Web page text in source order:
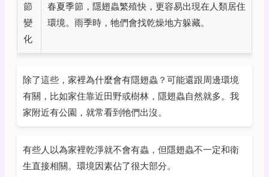
節
變
化
春夏季節，隱翅蟲繁殖快，更容易出現在人類居住
環境。雨季時，牠們會找乾燥地方躲藏。
除了這些，家裡為什麼會有隱翅蟲？可能還跟周邊環境
有關，比如家住靠近田野或樹林，隱翅蟲自然就多。我
家附近有公園，就常看到牠們出沒。
有些人以為家裡乾淨就不會有蟲，但隱翅蟲不一定和衛
生直接相關。環境因素佔了很大部分。